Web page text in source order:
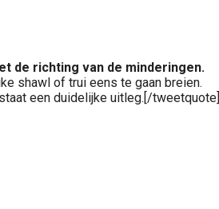
de richting van de minderingen.
shawl of trui eens te gaan breien.
een duidelijke uitleg.[/tweetquote]